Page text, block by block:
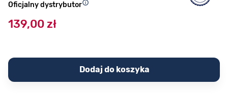
Oficjalny dystrybutor
139,00 zł
Dodaj do koszyka